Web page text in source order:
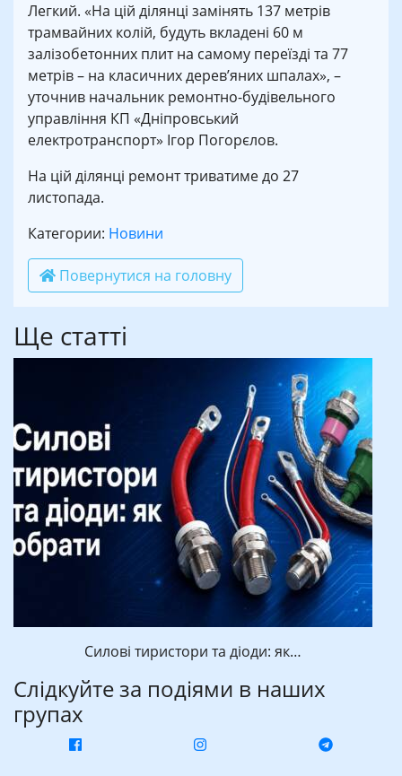
Легкий. «На цій ділянці замінять 137 метрів
трамвайних колій, будуть вкладені 60 м
залізобетонних плит на самому переїзді та 77
метрів – на класичних дерев’яних шпалах», –
уточнив начальник ремонтно-будівельного
управління КП «Дніпровський
електротранспорт» Ігор Погорєлов.
На цій ділянці ремонт триватиме до 27
листопада.
Категории: Новини
Повернутися на головну
Ще статті
Силові тиристори та діоди: як…
Слідкуйте за подіями в наших
групах